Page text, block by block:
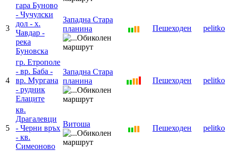
3
гара Буново
- Чучулски
дол - х.
Чавдар -
река
Буновска
Западна Стара
планина
Пешеходен pelitko
4
гр. Етрополе
- вр. Баба -
вр. Мургана
- рудник
Елаците
Западна Стара
планина
Пешеходен pelitko
5
кв.
Драгалевци
- Черни връх
- кв.
Симеоново
Витоша Пешеходен pelitko